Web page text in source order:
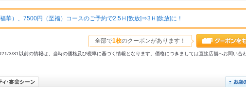
華）、7500円（至福）コースのご予約で2.5Ｈ[飲放]⇒3Ｈ[飲放]に！
全部で1枚のクーポンがあります！
3/31以前の情報は、当時の価格及び税率に基づく情報となります。価格につきましては直接店舗へお問い合